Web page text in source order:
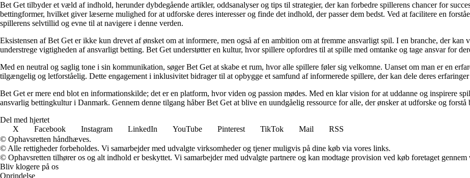
Bet Get tilbyder et væld af indhold, herunder dybdegående artikler, oddsanalyser og tips til strategier, der kan forbedre spillerens chancer for
bettingformer, hvilket giver læserne mulighed for at udforske deres interesser og finde det indhold, der passer dem bedst. Ved at facilitere en
spillerens selvtillid og evne til at navigere i denne verden.
Eksistensen af Bet Get er ikke kun drevet af ønsket om at informere, men også af en ambition om at fremme ansvarligt spil. I en branche, der
understrege vigtigheden af ansvarligt betting. Bet Get understøtter en kultur, hvor spillere opfordres til at spille med omtanke og tage ansvar for
Med en neutral og saglig tone i sin kommunikation, søger Bet Get at skabe et rum, hvor alle spillere føler sig velkomne. Uanset om man er en
tilgængelig og letforståelig. Dette engagement i inklusivitet bidrager til at opbygge et samfund af informerede spillere, der kan dele deres
Bet Get er mere end blot en informationskilde; det er en platform, hvor viden og passion mødes. Med en klar vision for at uddanne og inspirere
ansvarlig bettingkultur i Danmark. Gennem denne tilgang håber Bet Get at blive en uundgåelig ressource for alle, der ønsker at udforske og forstå
Del med hjertet
X
Facebook Instagram LinkedIn YouTube Pinterest TikTok Mail
RSS
© Ophavsretten håndhæves.
© Alle rettigheder forbeholdes. Vi samarbejder med udvalgte virksomheder og tjener muligvis på dine køb via vores links.
© Ophavsretten tilhører os og alt indhold er beskyttet. Vi samarbejder med udvalgte partnere og kan modtage provision ved køb foretaget
Bliv klogere på os
Oprindelse